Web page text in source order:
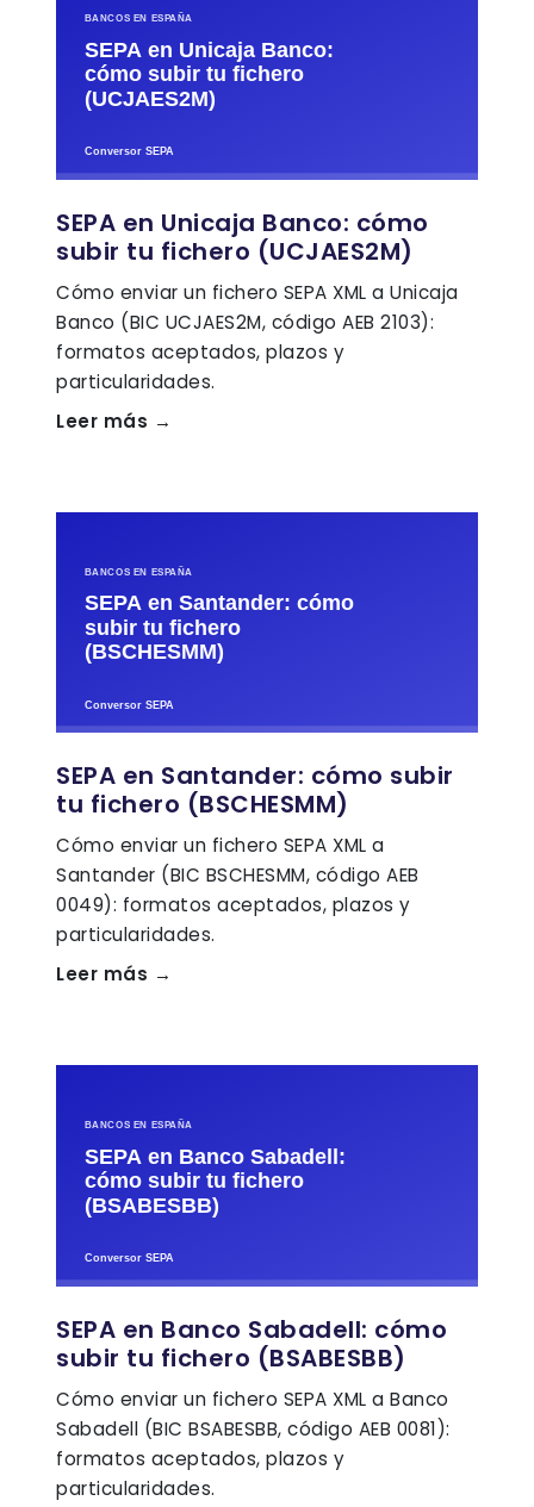
SEPA en Unicaja Banco: cómo
subir tu fichero (UCJAES2M)
Cómo enviar un fichero SEPA XML a Unicaja
Banco (BIC UCJAES2M, código AEB 2103):
formatos aceptados, plazos y
particularidades.
Leer más →
SEPA en Santander: cómo subir
tu fichero (BSCHESMM)
Cómo enviar un fichero SEPA XML a
Santander (BIC BSCHESMM, código AEB
0049): formatos aceptados, plazos y
particularidades.
Leer más →
SEPA en Banco Sabadell: cómo
subir tu fichero (BSABESBB)
Cómo enviar un fichero SEPA XML a Banco
Sabadell (BIC BSABESBB, código AEB 0081):
formatos aceptados, plazos y
particularidades.